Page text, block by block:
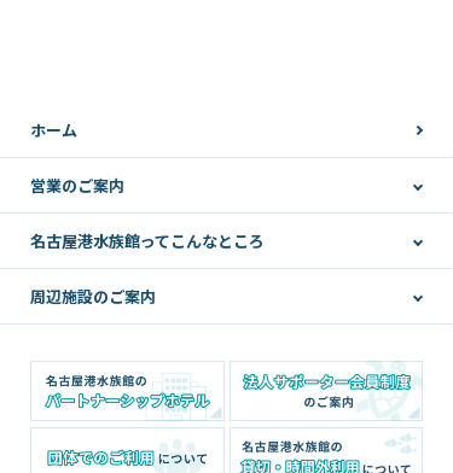
ホーム
営業のご案内
名古屋港水族館ってこんなところ
周辺施設のご案内